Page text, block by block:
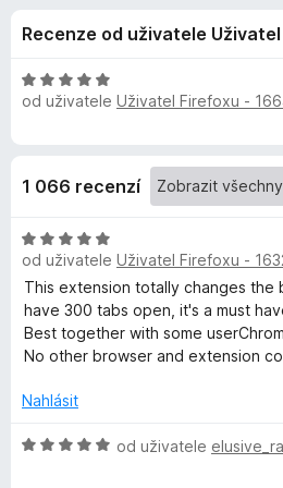
e
i
o
d
o
p
l
ň
k
u
S
,
z
5
Recenze od uživatele
H
o
c
n
í
5
z
5
od uživatele Uživatel Firefoxu -
1 066 recenzí
H
o
d
n
o
c
n
:
od uživatele Uživatel Firefoxu -
This extension totally changes the
have 300 tabs open, it's a must
Best together with some
No other browser and extension
Nahlásit
H
od uživatele